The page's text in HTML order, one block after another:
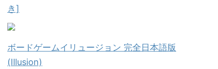
き]
ボードゲームイリュージョン 完全日本語版
(Illusion)